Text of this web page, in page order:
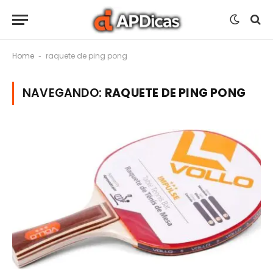
Home - raquete de ping pong
NAVEGANDO: RAQUETE DE PING PONG